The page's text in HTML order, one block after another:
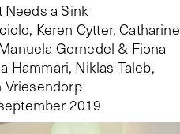
Needs a Sink
Keren Cytter, Catharine
Gernedel & Fiona
Hammari, Niklas Taleb,
Vriesendorp
2019